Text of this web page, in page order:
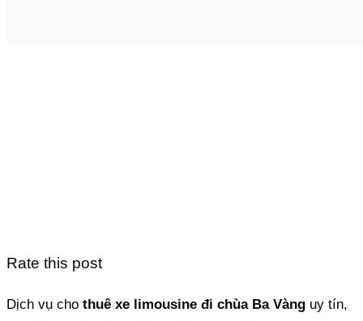
Rate this post
Dịch vụ cho thuê xe limousine đi chùa Ba Vàng uy tín,